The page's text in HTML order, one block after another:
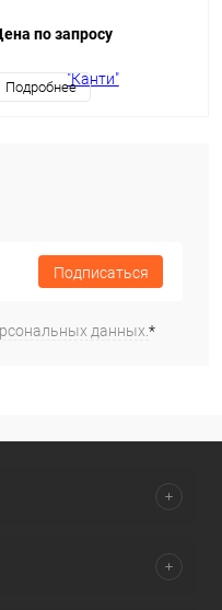
по запросу
Подробнее
Подписаться
данных.*